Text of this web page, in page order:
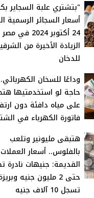
"بتشتري علبة السجاير
أسعار السجائر الرسمية
24 أكتوبر 2024 في مصر
الزيادة الأخيرة من
للدخان
وداعًا للسخان
حاجة لو استخدمتيها
على مياه دافئة دون
فاتورة الكهرباء في
هتبقى مليونير وتلعب
بالفلوس.. أسعار العملات
القديمة: جنيهات نادرة
حتى 2 مليون جنيه
تسجل 10 آلاف جنيه